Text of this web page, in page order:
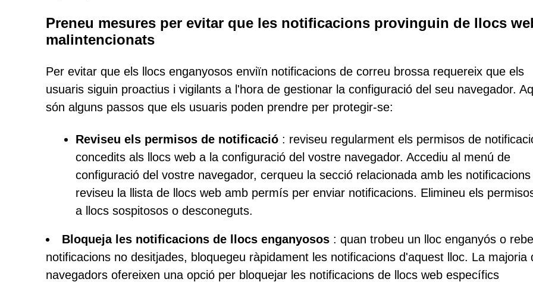
Preneu mesures per evitar que les notificacions provinguin de llocs
malintencionats
Per evitar que els llocs enganyosos enviïn notificacions de correu brossa requereix que els
usuaris siguin proactius i vigilants a l'hora de gestionar la configuració del seu navegador.
són alguns passos que els usuaris poden prendre per protegir-se:
Reviseu els permisos de notificació : reviseu regularment els permisos de
concedits als llocs web a la configuració del vostre navegador. Accediu al menú de
configuració del vostre navegador, cerqueu la secció relacionada amb les notificacions
reviseu la llista de llocs web amb permís per enviar notificacions. Elimineu els
a llocs sospitosos o desconeguts.
Bloqueja les notificacions de llocs enganyosos : quan trobeu un lloc enganyós o
notificacions no desitjades, bloquegeu ràpidament les notificacions d'aquest lloc. La majoria
navegadors ofereixen una opció per bloquejar les notificacions de llocs web específics